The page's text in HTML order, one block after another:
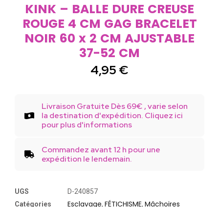
KINK – BALLE DURE CREUSE
ROUGE 4 CM GAG BRACELET
NOIR 60 x 2 CM AJUSTABLE
37-52 CM
4,95 €
Livraison Gratuite Dès 69€ , varie selon
la destination d'expédition. Cliquez ici
pour plus d'informations
Commandez avant 12 h pour une
expédition le lendemain.
UGS
D-240857
Catégories
Esclavage, FÉTICHISME, Mâchoires